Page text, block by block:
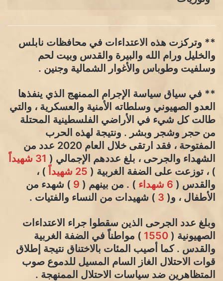
** وتركزت هذه الاعتداءات في محافظات نابلس
والخليل ورام الله والبيرة والقدس وبيت لحم
وسلفيت وطوباس والأغوار الشمالية وجنين .
** في سياق سياسة الإجرام الممنهج الذي ينفذها
العدو الصهيوني وسلطاته الأمنية والعسكرية ، والتي
طالت كل شيء في الأراضي الفلسطينية المحتلة
من حجر وشجر وبشر . ونتيجة لهذه الحرب
المفتوحة ، فقد ارتقى خلال العام 2020 عدد من
الشهداء والجرحى ، بلغ عددهم الإجمالي ( 31 شهيداً
) ، توزعت على الضفة الغربية ( 25 شهيداً
) ،
والقدس ( 6 شهداء ) . من بينهم ( 9 ) شهدء من
الأطفال ، و( 3 ) شهيدات من النساء والفتيات .
وبلغ عدد الجرحى الذين سقطوا جراء الاعتداءات
الصهيونية ( 1550 ) مواطناً في الضفة الغربية
والقدس . كما أصيب المئات بالاختناق نتيجة إطلاق
قوات الاحتلال الغاز السام المسيل للدموع صوب
المتظاهرين ضد سياسات الاحتلال الممنهجة .